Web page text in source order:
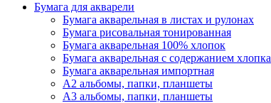
Бумага для акварели
Бумага акварельная в листах и рулонах
Бумага рисовальная тонированная
Бумага акварельная 100% хлопок
Бумага акварельная с содержанием хлопка
Бумага акварельная импортная
А2 альбомы, папки, планшеты
А3 альбомы, папки, планшеты